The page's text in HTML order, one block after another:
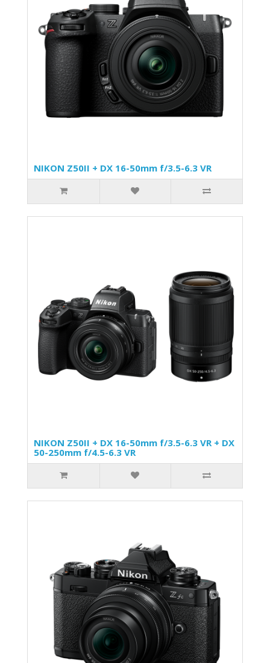
NIKON Z50II + DX 16-50mm f/3.5-6.3 VR
NIKON Z50II + DX 16-50mm f/3.5-6.3 VR + DX
50-250mm f/4.5-6.3 VR